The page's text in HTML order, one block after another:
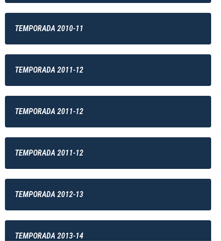
TEMPORADA 2010-11
TEMPORADA 2011-12
TEMPORADA 2011-12
TEMPORADA 2011-12
TEMPORADA 2012-13
TEMPORADA 2013-14